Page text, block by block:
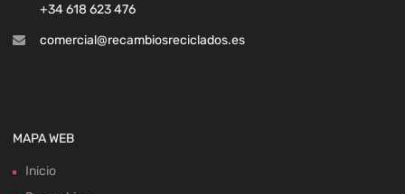
+34 618 623 476
comercial@recambiosreciclados.es
MAPA WEB
Inicio